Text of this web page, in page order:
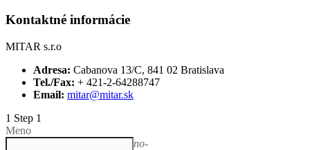
Kontaktné informácie
MITAR s.r.o
Adresa: Cabanova 13/C, 841 02 Bratislava
Tel./Fax: + 421-2-64288747
Email: mitar@mitar.sk
1 Step 1
Meno
no-